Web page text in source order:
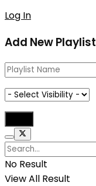
Log In
Add New Playlist
No Result
View All Result